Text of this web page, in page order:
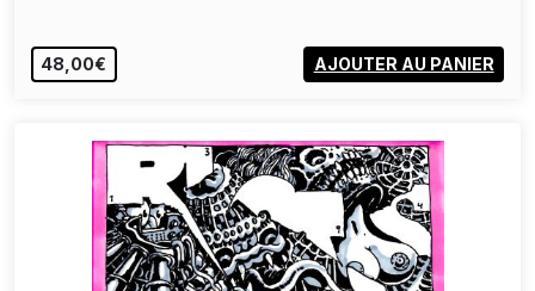
48,00€ AJOUTER AU PANIER